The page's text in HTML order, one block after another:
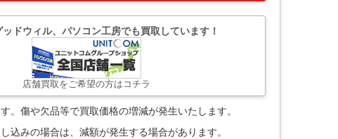
ドウィル、パソコン工房でも買取しています！
店舗買取をご希望の方はコチラ
。傷や欠品等で買取価格の増減が発生いたします。
込みの場合は、減額が発生する場合があります。